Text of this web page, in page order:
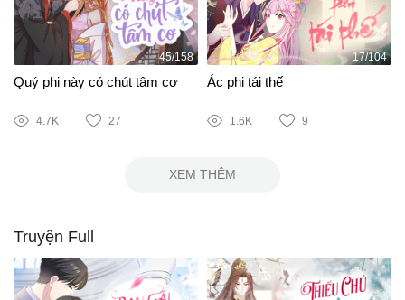
45/158
Quý phi này có chút tâm cơ
4.7K 27
17/104
Ác phi tái thế
1.6K 9
XEM THÊM
Truyện Full